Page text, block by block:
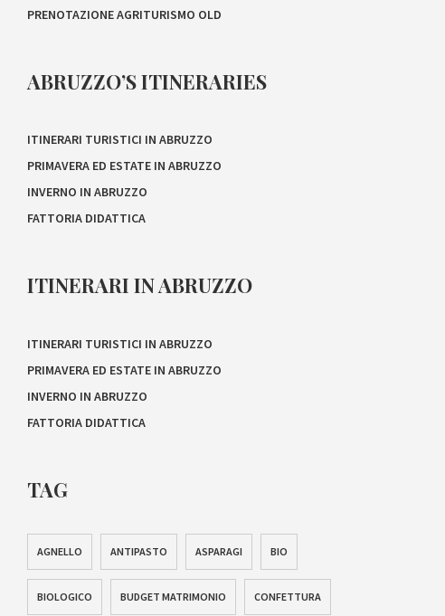
PRENOTAZIONE AGRITURISMO OLD
ABRUZZO’S ITINERARIES
ITINERARI TURISTICI IN ABRUZZO
PRIMAVERA ED ESTATE IN ABRUZZO
INVERNO IN ABRUZZO
FATTORIA DIDATTICA
ITINERARI IN ABRUZZO
ITINERARI TURISTICI IN ABRUZZO
PRIMAVERA ED ESTATE IN ABRUZZO
INVERNO IN ABRUZZO
FATTORIA DIDATTICA
TAG
AGNELLO ANTIPASTO ASPARAGI BIO
BIOLOGICO BUDGET MATRIMONIO CONFETTURA